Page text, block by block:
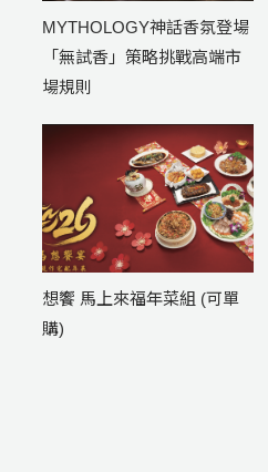
MYTHOLOGY神話香氛登場
「無試香」策略挑戰高端市
場規則
想饗 馬上來福年菜組 (可單
購)